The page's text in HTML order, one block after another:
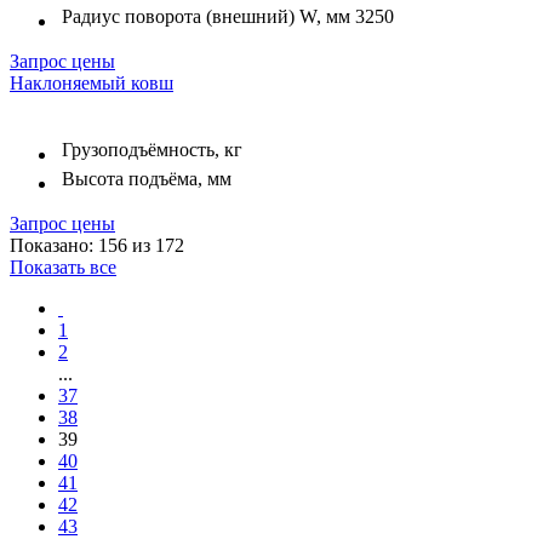
Радиус поворота (внешний) W, мм 3250
Запрос цены
Наклоняемый ковш
Грузоподъёмность, кг
Высота подъёма, мм
Запрос цены
Показано: 156 из 172
Показать все
1
2
...
37
38
39
40
41
42
43